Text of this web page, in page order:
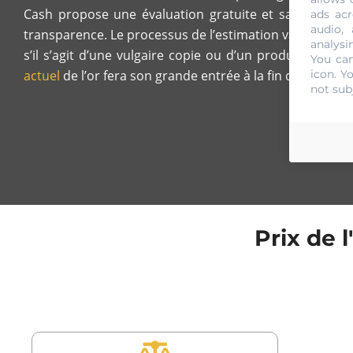
Cash propose une évaluation gratuite et sans
transparence. Le processus de l’estimation va se
s’il s’agit d’une vulgaire copie ou d’un produit
actuel de l’or fera son grande entrée à la fin de
Prix de
ads
audio,
You
icon.
not